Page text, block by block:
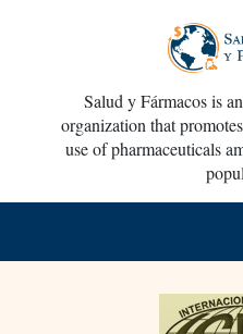
Salud y Fármacos is
organization that
use of pharmaceuticals